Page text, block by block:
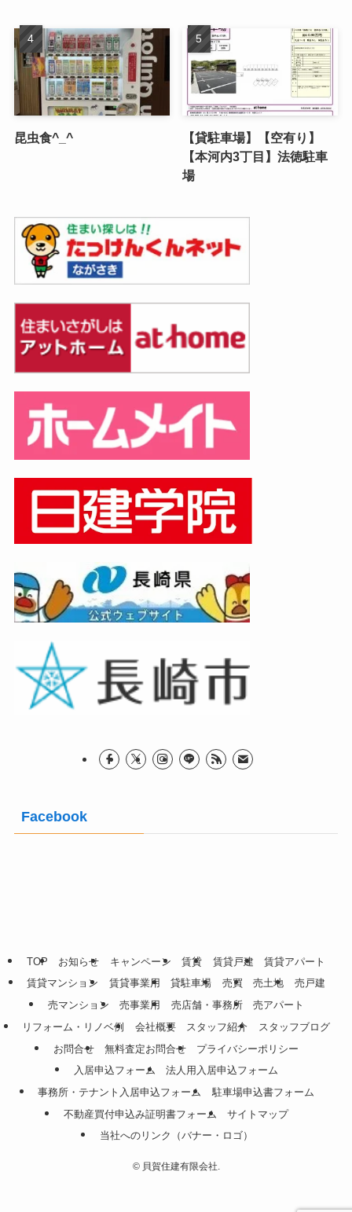
昆虫食^_^
【貸駐車場】【空有り】
【本河内3丁目】法徳駐車
場
Facebook
TOP お知らせ キャンペーン 賃貸 賃貸戸建
賃貸アパート
賃貸マンション
賃貸事業用 貸駐車場 売買 売土地
売戸建
売マンション
売事業用 売店舗・事務所
売アパート
リフォーム・リノベ例
会社概要 スタッフ紹介
スタッフブログ
お問合せ
無料査定お問合せ
プライバシーポリシー
入居申込フォーム
法人用入居申込フォーム
事務所・テナント入居申込フォーム
駐車場申込書フォーム
不動産買付申込み証明書フォーム
サイトマップ
当社へのリンク（バナー・ロゴ）
©貝賀住建有限会社.